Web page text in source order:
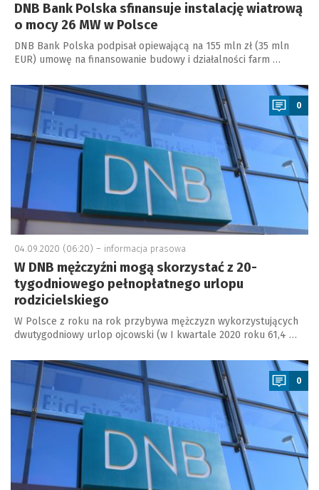
DNB Bank Polska sfinansuje instalację wiatrową
o mocy 26 MW w Polsce
DNB Bank Polska podpisał opiewającą na 155 mln zł (35 mln
EUR) umowę na finansowanie budowy i działalności farm …
a
0
04.09.2020 (06:20) – informacja prasowa
W DNB mężczyźni mogą skorzystać z 20-
tygodniowego pełnopłatnego urlopu
rodzicielskiego
W Polsce z roku na rok przybywa mężczyzn wykorzystujących
dwutygodniowy urlop ojcowski (w I kwartale 2020 roku 61,4 …
a
0